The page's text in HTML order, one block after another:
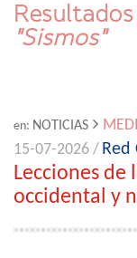
"Sismos"
en: NOTICIAS
15-07-2026 / Red
Lecciones de
occidental y